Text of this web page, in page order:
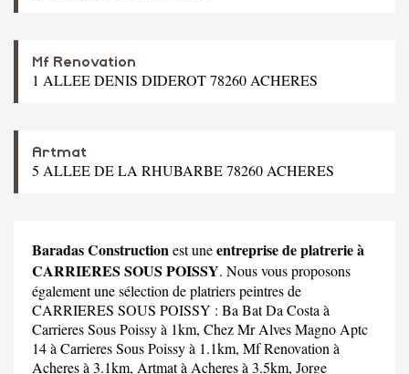
Mf Renovation
1 ALLEE DENIS DIDEROT 78260 ACHERES
Artmat
5 ALLEE DE LA RHUBARBE 78260 ACHERES
Baradas Constructionest uneentreprise de platrerie à
CARRIERES SOUS POISSY. Nous vous proposons
également une sélection de platriers peintres de
CARRIERES SOUS POISSY : Ba Bat Da Costa à
Carrieres Sous Poissy à 1km, Chez Mr Alves Magno Aptc
14à Carrieres Sous Poissy à 1.1km, Mf Renovation à
Acheres à 3.1km, Artmatà Acheres à 3.5km, Jorge